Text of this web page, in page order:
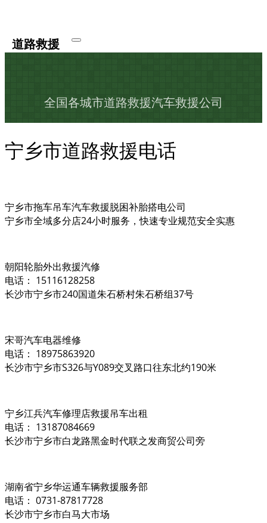
道路救援
全国各城市道路救援汽车救援公司
宁乡市道路救援电话
宁乡市拖车吊车汽车救援脱困补胎搭电公司
宁乡市全域多分店24小时服务，快速专业规范安全实惠
朝阳轮胎外出救援汽修
电话： 15116128258
长沙市宁乡市240国道朱石桥村朱石桥组37号
宋哥汽车电器维修
电话： 18975863920
长沙市宁乡市S326与Y089交叉路口往东北约190米
宁乡江兵汽车修理店救援吊车出租
电话： 13187084669
长沙市宁乡市白龙路黑金时代联之发商贸公司旁
湖南省宁乡华运通车辆救援服务部
电话： 0731-87817728
长沙市宁乡市白马大市场